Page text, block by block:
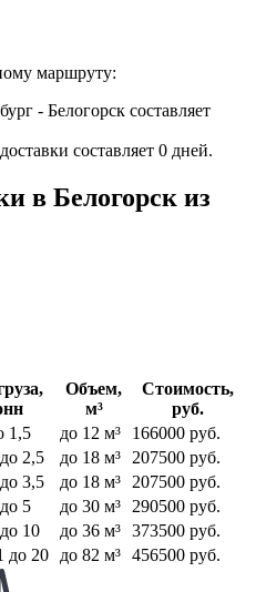
маршруту:
- Белогорск составляет
составляет 0 дней.
в Белогорск из
Объем,
м³
Стоимость,
руб.
1,5 до 12 м³
166000 руб.
2,5 до 18 м³
207500 руб.
3,5 до 18 м³
207500 руб.
5 до 30 м³
290500 руб.
10 до 36 м³ 373500 руб.
до 20 до 82 м³ 456500 руб.